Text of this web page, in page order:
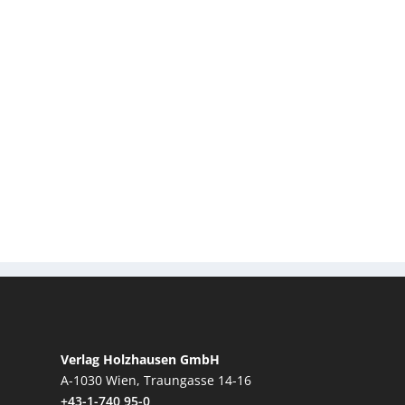
Verlag Holzhausen GmbH
A-1030 Wien, Traungasse 14-16
+43-1-740 95-0